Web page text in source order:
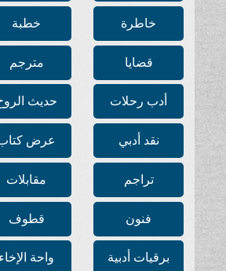
خاطرة خطبة
قضايا مترجم
أدب رحلات حديث
نقد أدبي عرض
تراجم مقابلات
فنون قطوف
برقيات أدبية واحة الإخاء